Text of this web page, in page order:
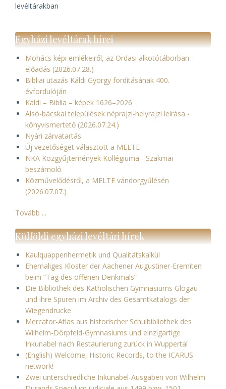
levéltárakban
Egyházi levéltárak hírei
Mohács képi emlékeiről, az Ordasi alkotótáborban -
előadás (2026.07.28.)
Bibliai utazás Káldi György fordításának 400.
évfordulóján
Káldi – Biblia – képek 1626–2026
Alsó-bácskai települések néprajzi-helyrajzi leírása -
könyvismertető (2026.07.24.)
Nyári zárvatartás
Új vezetőséget választott a MELTE
NKA Közgyűjtemények Kollégiuma - Szakmai
beszámoló
Közművelődésről, a MELTE vándorgyűlésén
(2026.07.07.)
Tovább ...
Külföldi egyházi levéltári hírek
Kaulquappenhermetik und Qualitätskalkül
Ehemaliges Kloster der Aachener Augustiner-Eremiten
beim “Tag des offenen Denkmals”
Die Bibliothek des Katholischen Gymnasiums Glogau
und ihre Spuren im Archiv des Gesamtkatalogs der
Wiegendrucke
Mercator-Atlas aus historischer Schulbibliothek des
Wilhelm-Dörpfeld-Gymnasiums und einzigartige
Inkunabel nach Restaurierung zurück in Wuppertal
(English) Welcome, Historic Records, to the ICARUS
network!
Zwei unterschiedliche Inkunabel-Ausgaben von Wilhelm